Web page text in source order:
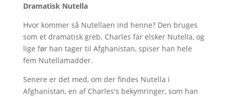
Dramatisk Nutella
Hvor kommer så Nutellaen ind henne? Den bruges
som et dramatisk greb. Charles far elsker Nutella, og
lige før han tager til Afghanistan, spiser han hele
fem Nutellamadder.
Senere er det med, om der findes Nutella i
Afghanistan, en af Charles's bekymringer, som han